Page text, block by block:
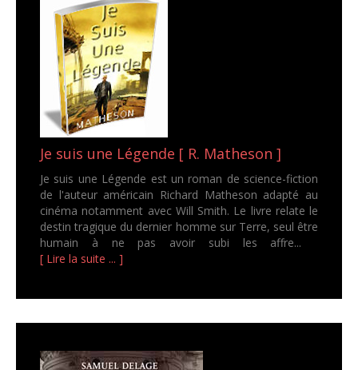
Je suis une Légende [ R. Matheson ]
Je suis une Légende est un roman de science-fiction
de l'auteur américain Richard Matheson adapté au
cinéma notamment avec Will Smith. Le livre relate le
destin tragique du dernier homme sur Terre, seul être
humain à ne pas avoir subi les affre...
[ Lire la suite ... ]